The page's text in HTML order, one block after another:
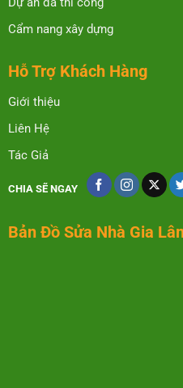
Cẩm nang xây dựng
Hỗ Trợ Khách Hàng
Giới thiệu
Liên Hệ
Tác Giả
CHIA SẼ NGAY
Bản Đồ Sửa Nhà Gia